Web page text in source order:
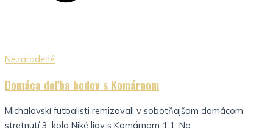
Nezaradené
Domáca deľba bodov s Komárnom
Michalovskí futbalisti remizovali v sobotňajšom domácom
stretnutí 3. kola Niké ligy s Komárnom 1:1. Na...